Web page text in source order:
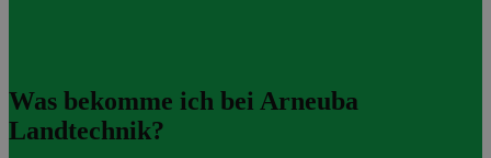
Was bekomme ich bei Arneuba
Landtechnik?